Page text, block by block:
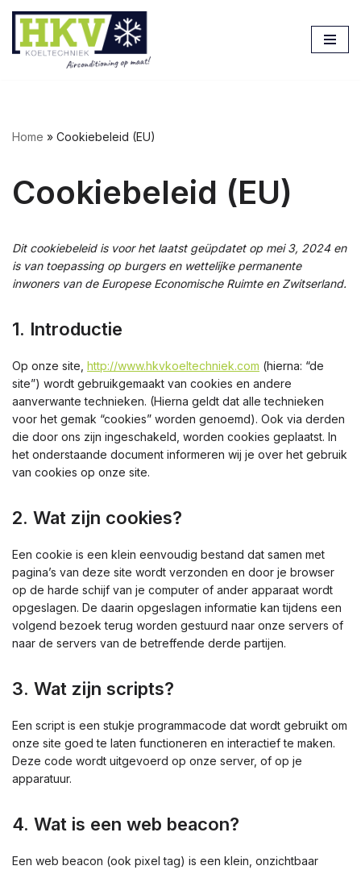
Ga
Home » Cookiebeleid (EU)
Cookiebeleid (EU)
Dit cookiebeleid is voor het laatst geüpdatet op mei 3, 2024 en
is van toepassing op burgers en wettelijke permanente
inwoners van de Europese Economische Ruimte en Zwitserland.
1. Introductie
Op onze site, http://www.hkvkoeltechniek.com (hierna: “de
site”) wordt gebruikgemaakt van cookies en andere
aanverwante technieken. (Hierna geldt dat alle technieken
voor het gemak “cookies” worden genoemd). Ook via derden
die door ons zijn ingeschakeld, worden cookies geplaatst. In
het onderstaande document informeren wij je over het gebruik
van cookies op onze site.
2. Wat zijn cookies?
Een cookie is een klein eenvoudig bestand dat samen met
pagina’s van deze site wordt verzonden en door je browser
op de harde schijf van je computer of ander apparaat wordt
opgeslagen. De daarin opgeslagen informatie kan tijdens een
volgend bezoek terug worden gestuurd naar onze servers of
naar de servers van de betreffende derde partijen.
3. Wat zijn scripts?
Een script is een stukje programmacode dat wordt gebruikt om
onze site goed te laten functioneren en interactief te maken.
Deze code wordt uitgevoerd op onze server, of op je
apparatuur.
4. Wat is een web beacon?
Een web beacon (ook pixel tag) is een klein, onzichtbaar